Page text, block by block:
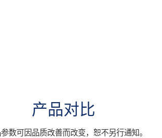
产品对比
数可因品质改善而改变，恕不另行通知。